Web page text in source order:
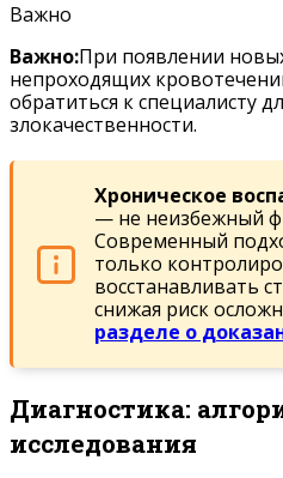
Важно
Важно:При появлении
непроходящих
обратиться к специалисту
злокачественности.
Хроническое
— не неизбежный
Современный
только
восстанавливать
снижая риск
разделе о
Диагностика:
исследования